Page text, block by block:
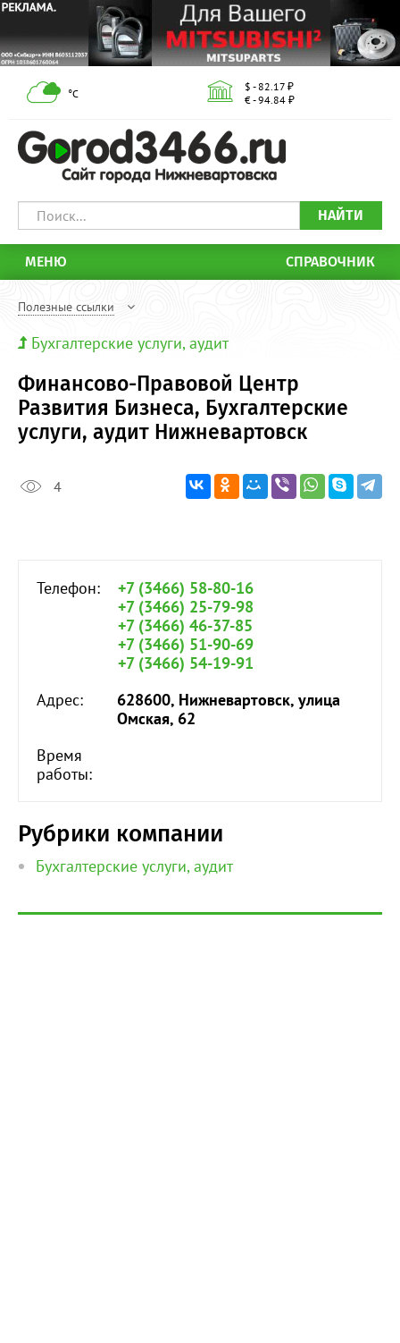
°С
$ - 82.17 ₽
€ - 94.84 ₽
НАЙТИ
МЕНЮ СПРАВОЧНИК
Полезные ссылки
Бухгалтерские услуги, аудит
Финансово-Правовой Центр
Развития Бизнеса, Бухгалтерские
услуги, аудит Нижневартовск
4
Телефон:
+7 (3466) 58-80-16
+7 (3466) 25-79-98
+7 (3466) 46-37-85
+7 (3466) 51-90-69
+7 (3466) 54-19-91
Адрес:
628600, Нижневартовск, улица
Омская, 62
Время
работы:
Рубрики компании
Бухгалтерские услуги, аудит